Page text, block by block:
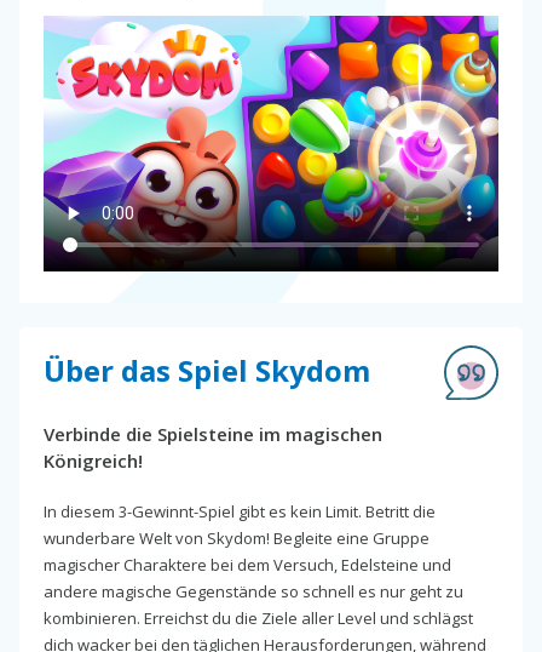
Über das Spiel Skydom
Verbinde die Spielsteine im magischen
Königreich!
In diesem 3-Gewinnt-Spiel gibt es kein Limit. Betritt die
wunderbare Welt von Skydom! Begleite eine Gruppe
magischer Charaktere bei dem Versuch, Edelsteine und
andere magische Gegenstände so schnell es nur geht zu
kombinieren. Erreichst du die Ziele aller Level und schlägst
dich wacker bei den täglichen Herausforderungen, während